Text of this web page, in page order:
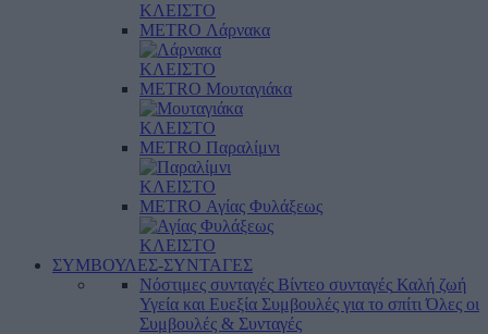
ΚΛΕΙΣΤΟ
METRO Λάρνακα
ΚΛΕΙΣΤΟ
METRO Μουταγιάκα
ΚΛΕΙΣΤΟ
METRO Παραλίμνι
ΚΛΕΙΣΤΟ
METRO Αγίας Φυλάξεως
ΚΛΕΙΣΤΟ
ΣΥΜΒΟΥΛΕΣ-ΣΥΝΤΑΓΕΣ
Νόστιμες συνταγές Βίντεο συνταγές Καλή ζωή
Υγεία και Ευεξία Συμβουλές για το σπίτι Όλες οι
Συμβουλές & Συνταγές